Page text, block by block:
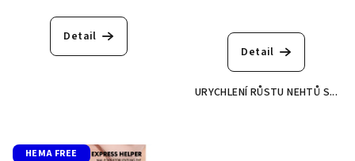
hodnocení
produktu
Detail
Detail
URYCHLENÍ RŮSTU NEHTŮ S...
HEMA FREE